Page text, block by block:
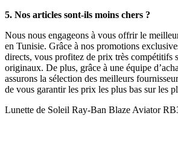
5. Nos articles sont-ils moins chers ?
Nous nous engageons à vous offrir le
en Tunisie. Grâce à nos promotions
directs, vous profitez de prix très compétitifs
originaux. De plus, grâce à une équipe
assurons la sélection des meilleurs
de vous garantir les prix les plus bas sur les
Lunette de Soleil Ray-Ban Blaze Aviator